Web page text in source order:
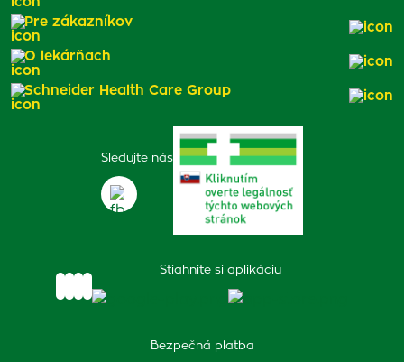
Sledujte nás
Stiahnite si aplikáciu
Bezpečná platba
Pre zákazníkov
O lekárňach
Schneider Health Care Group